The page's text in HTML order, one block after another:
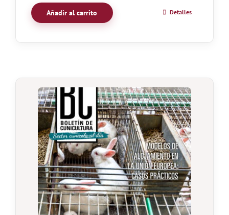
Añadir al carrito Detalles